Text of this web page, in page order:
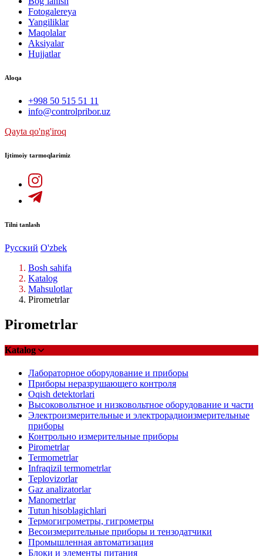
Fotogalereya
Yangiliklar
Maqolalar
Aksiyalar
Hujjatlar
Aloqa
+998 50 515 51 11
info@controlpribor.uz
Qayta qo'ng'iroq
Ijtimoiy tarmoqlarimiz
Tilni tanlash
Русский O'zbek
Bosh sahifa
Katalog
Mahsulotlar
Pirometrlar
Pirometrlar
Katalog
Лабораторное оборудование и приборы
Приборы неразрушающего контроля
Oqish detektorlari
Высоковольтное и низковольтное оборудование и части
Электроизмерительные и электрорадиоизмерительные
приборы
Контрольно измерительные приборы
Pirometrlar
Termometrlar
Infraqizil termometrlar
Teplovizorlar
Gaz analizatorlar
Manometrlar
Tutun hisoblagichlari
Термогигрометры, гигрометры
Весоизмерительные приборы и тензодатчики
Промышленная автоматизация
Блоки и элементы питания